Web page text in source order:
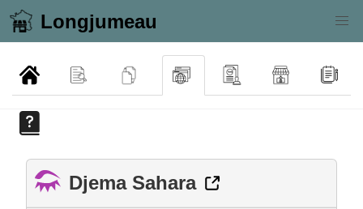
Longjumeau
Djema Sahara